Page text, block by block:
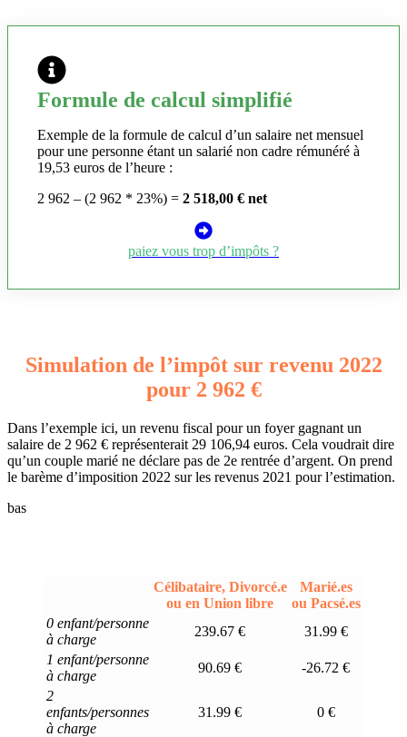
Formule de calcul simplifié
Exemple de la formule de calcul d’un salaire net mensuel
pour une personne étant un salarié non cadre rémunéré à
19,53 euros de l’heure :
2 962 – (2 962 * 23%) = 2 518,00 € net
paiez vous trop d’impôts ?
Simulation de l’impôt sur revenu 2022
pour 2 962 €
Dans l’exemple ici, un revenu fiscal pour un foyer gagnant un
salaire de 2 962 € représenterait 29 106,94 euros. Cela voudrait dire
qu’un couple marié ne déclare pas de 2e rentrée d’argent. On prend
le barème d’imposition 2022 sur les revenus 2021 pour l’estimation.
bas
Célibataire, Divorcé.e
ou en Union libre
Marié.es
ou Pacsé.es
0 enfant/personne
à charge
239.67 €
31.99 €
1 enfant/personne
à charge
90.69 €
-26.72 €
2
enfants/personnes
à charge
31.99 € 0 €